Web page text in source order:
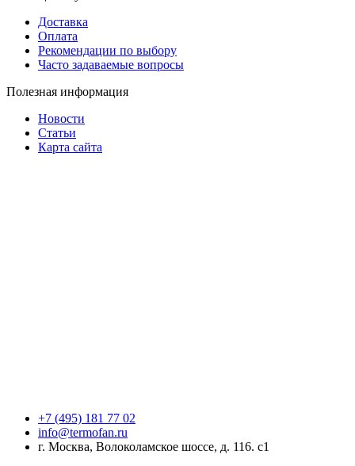
Доставка
Оплата
Рекомендации по выбору
Часто задаваемые вопросы
Полезная информация
Новости
Статьи
Карта сайта
+7 (495) 181 77 02
info@termofan.ru
г. Москва, Волоколамское шоссе, д. 116. с1